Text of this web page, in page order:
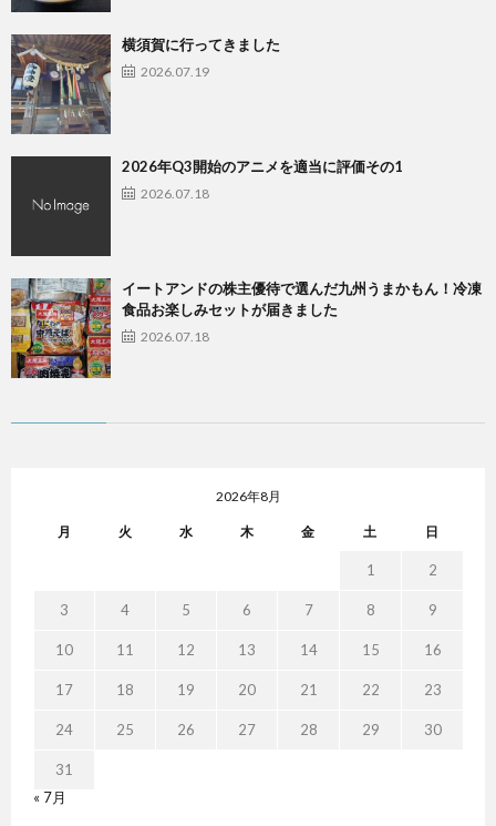
横須賀に行ってきました
2026.07.19
2026年Q3開始のアニメを適当に評価その1
2026.07.18
イートアンドの株主優待で選んだ九州うまかもん！冷凍
食品お楽しみセットが届きました
2026.07.18
2026年8月
月 火 水 木 金 土 日
1 2
3 4 5 6 7 8 9
10 11 12 13 14 15 16
17 18 19 20 21 22 23
24 25 26 27 28 29 30
31
« 7月